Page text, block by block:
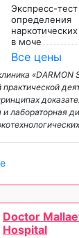
Экспресс-
определения
в моче
Все цены
«DARMON
лабораторная
Doctor
Hospital